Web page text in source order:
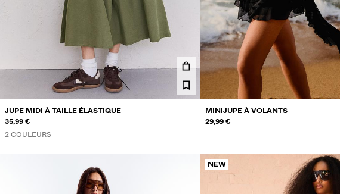
JUPE MIDI À TAILLE ÉLASTIQUE
35,99 €
2 COULEURS
MINIJUPE À VOLANTS
29,99 €
NEW